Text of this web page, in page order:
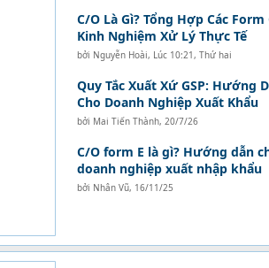
C/O Là Gì? Tổng Hợp Các
Kinh Nghiệm Xử Lý Thực Tế
bởi Nguyễn Hoài, Lúc 10:21, Thứ hai
Quy Tắc Xuất Xứ GSP: Hướng
Cho Doanh Nghiệp Xuất Khẩu
bởi Mai Tiến Thành, 20/7/26
C/O form E là gì? Hướng dẫn
doanh nghiệp xuất nhập khẩu
bởi Nhân Vũ, 16/11/25